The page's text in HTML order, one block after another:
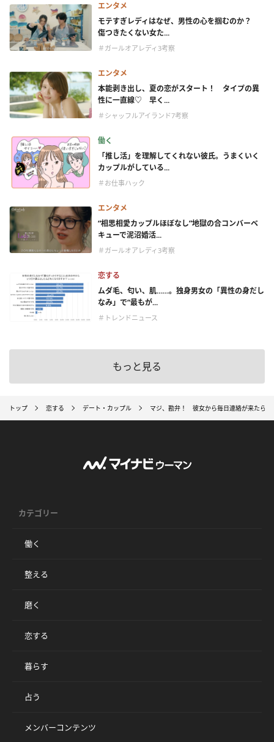
エンタメ
モテすぎレディはなぜ、男性の心を掴むのか？
傷つきたくない女た...
＃ガールオアレディ3考察
エンタメ
本能剥き出し、夏の恋がスタート！ タイプの異
性に一直線♡ 早く...
＃シャッフルアイランド7考察
働く
「推し活」を理解してくれない彼氏。うまくいく
カップルがしている...
＃お仕事ハック
エンタメ
“相思相愛カップルほぼなし”地獄の合コンバーベ
キューで泥沼婚活...
＃ガールオアレディ3考察
恋する
ムダ毛、匂い、肌……。独身男女の「異性の身だし
なみ」で“最もが...
＃トレンドニュース
もっと見る
トップ 恋する デート・カップル マジ、勘弁！ 彼女から毎日連絡が来たら、
カテゴリー
働く
整える
磨く
恋する
暮らす
占う
メンバーコンテンツ